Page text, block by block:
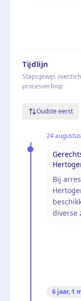
Tijdlijn
Stapsgewijs
procesverloop
Oudste eerst
24
Bij
diverse
6 jaar, 1